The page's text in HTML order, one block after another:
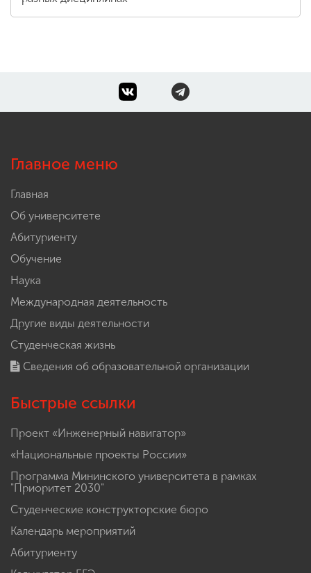
Главное меню
Главная
Об университете
Абитуриенту
Обучение
Наука
Международная деятельность
Другие виды деятельности
Студенческая жизнь
Сведения об образовательной организации
Быстрые ссылки
Проект «Инженерный навигатор»
«Национальные проекты России»
Программа Мининского университета в рамках
"Приоритет 2030"
Студенческие конструкторские бюро
Календарь мероприятий
Абитуриенту